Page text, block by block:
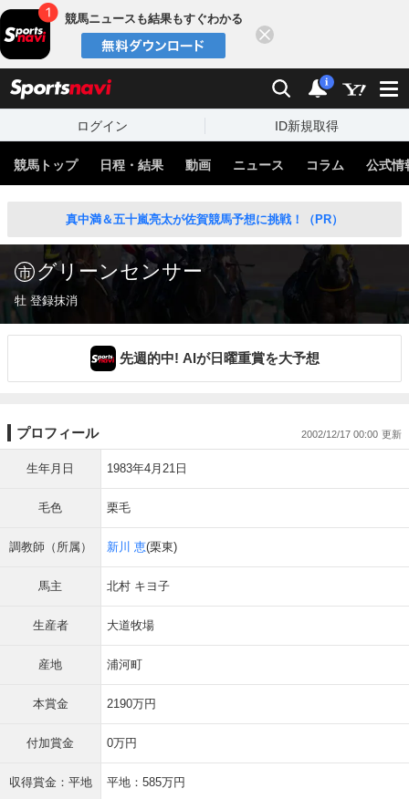
競馬ニュースも結果もすぐわかる
検索 通知
i
ログイン ID新規取得
競馬トップ 日程・結果 動画 ニュース コラム 公式情
真中満＆五十嵐亮太が佐賀競馬予想に挑戦！（PR）
グリーンセンサー
牡 登録抹消
先週的中! AIが日曜重賞を大予想
プロフィール 2002/12/17 00:00
生年月日 1983年4月21日
毛色 栗毛
調教師（所属） 新川 恵(栗東)
馬主 北村 キヨ子
生産者 大道牧場
産地 浦河町
本賞金 2190万円
付加賞金 0万円
収得賞金：平地 平地：585万円